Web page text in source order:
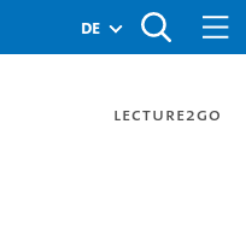
de
Lecture2Go